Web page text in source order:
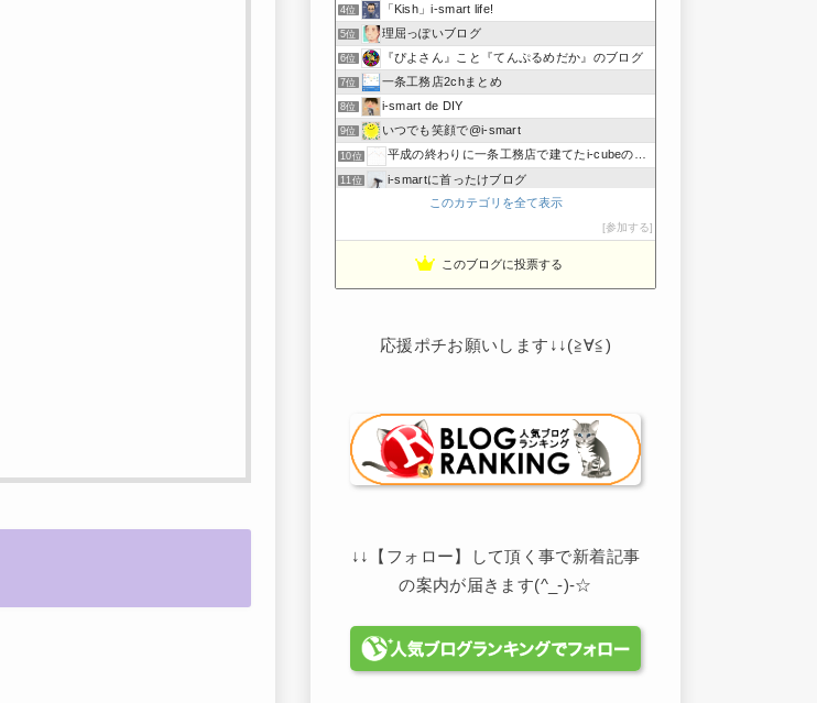
4位 「Kish」i-smart life!
5位 理屈っぽいブログ
6位 『ぴよさん』こと『てんぷるめだか』のブログ
7位 一条工務店2chまとめ
8位 i-smart de DIY
9位 いつでも笑顔で@i-smart
10位 平成の終わりに一条工務店で建てたi-cubeのブログ
11位 i-smartに首ったけブログ
ボーダーコリーと床暖房のおうち
このカテゴリを全て表示
参加する
このブログに投票する
応援ポチお願いします↓↓(≧∀≦)
↓↓【フォロー】して頂く事で新着記事
の案内が届きます(^_-)-☆